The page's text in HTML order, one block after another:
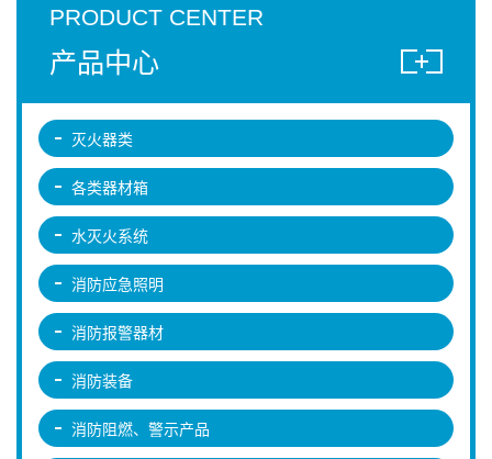
PRODUCT CENTER
产品中心
灭火器类
各类器材箱
水灭火系统
消防应急照明
消防报警器材
消防装备
消防阻燃、警示产品